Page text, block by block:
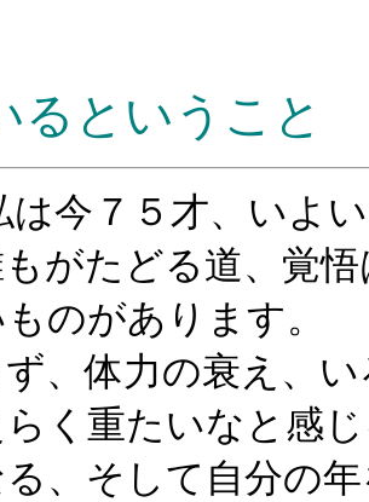
るということ
今７５才、いよ
がたどる道、覚
ものがあります。
、体力の衰え、い
く重たいなと感
る、そして自分の